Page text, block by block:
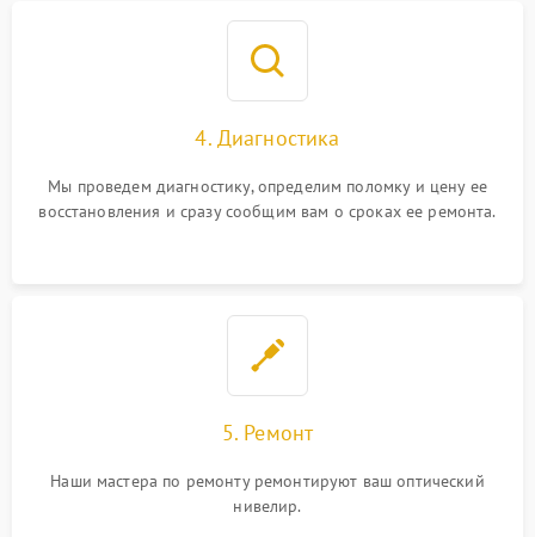
4. Диагностика
Мы проведем диагностику, определим поломку и цену ее
восстановления и сразу сообщим вам о сроках ее ремонта.
5. Ремонт
Наши мастера по ремонту ремонтируют ваш оптический
нивелир.